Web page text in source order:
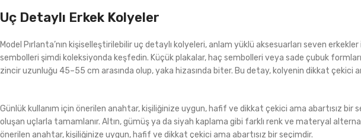
Uç Detaylı Erkek Kolyeler
Model Pırlanta’nın kişiselleştirilebilir uç detaylı kolyeleri, anlam yüklü aksesuarları seven
sembolleri şimdi koleksiyonda keşfedin. Küçük plakalar, haç sembolleri veya sade çubuk
zincir uzunluğu 45–55 cm arasında olup, yaka hizasında biter. Bu detay, kolyenin dikkat çekici
Günlük kullanım için önerilen anahtar, kişiliğinize uygun, hafif ve dikkat çekici ama abartısız
oluşan uçlarla tamamlanır. Altın, gümüş ya da siyah kaplama gibi farklı renk ve materyal
önerilen anahtar, kişiliğinize uygun, hafif ve dikkat çekici ama abartısız bir seçimdir.